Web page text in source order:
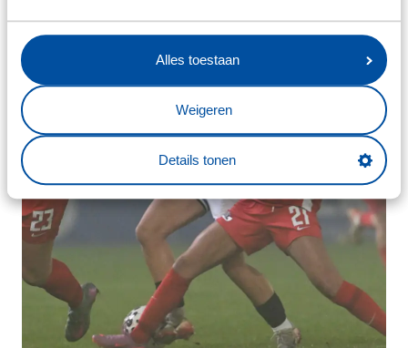
Alles toestaan
Weigeren
Details tonen